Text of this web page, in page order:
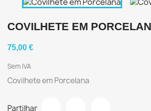
COVILHETE EM
75,00 €
Sem IVA
Covilhete em Porcelana
Partilhar